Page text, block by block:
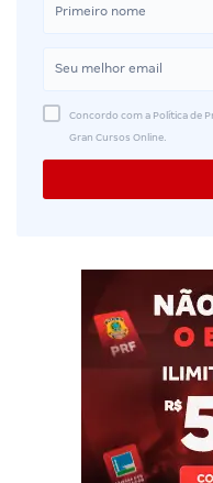
Concordo com a Política de
Gran Cursos Online.